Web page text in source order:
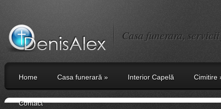
Casa funerara,
Home Casa funerară» Interior Capelă Cimitire
Contact